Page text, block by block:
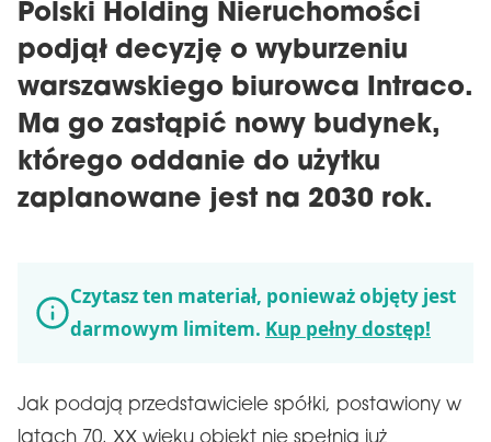
Polski Holding Nieruchomości
podjął decyzję o wyburzeniu
warszawskiego biurowca Intraco.
Ma go zastąpić nowy budynek,
którego oddanie do użytku
zaplanowane jest na 2030 rok.
Czytasz ten materiał, ponieważ objęty jest
darmowym limitem. Kup pełny dostęp!
Jak podają przedstawiciele spółki, postawiony w
latach 70. XX wieku obiekt nie spełnia już